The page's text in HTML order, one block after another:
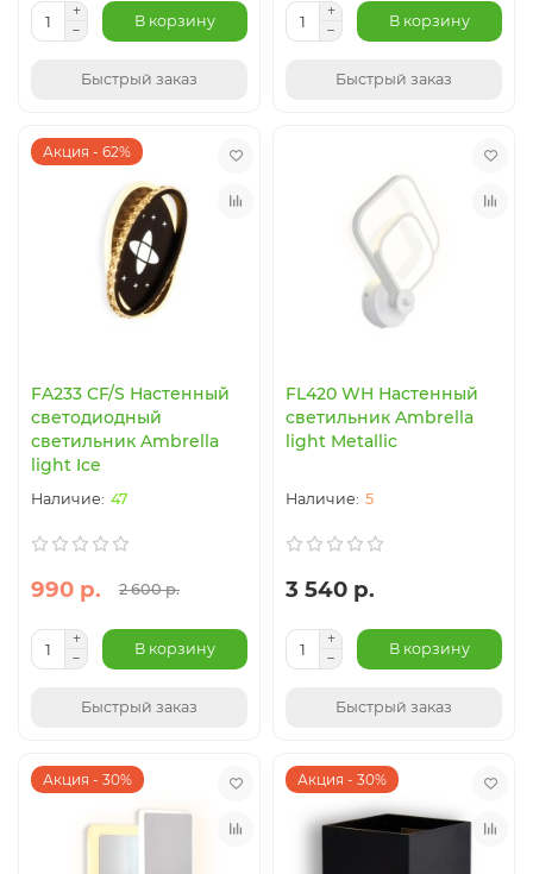
В корзину
Быстрый заказ
В корзину
Быстрый заказ
Акция - 62%
FA233 CF/S Настенный
светодиодный
светильник Ambrella
light Ice
47
990 р. 2 600 р.
В корзину
Быстрый заказ
FL420 WH Настенный
светильник Ambrella
light Metallic
5
3 540 р.
В корзину
Быстрый заказ
Акция - 30% Акция - 30%